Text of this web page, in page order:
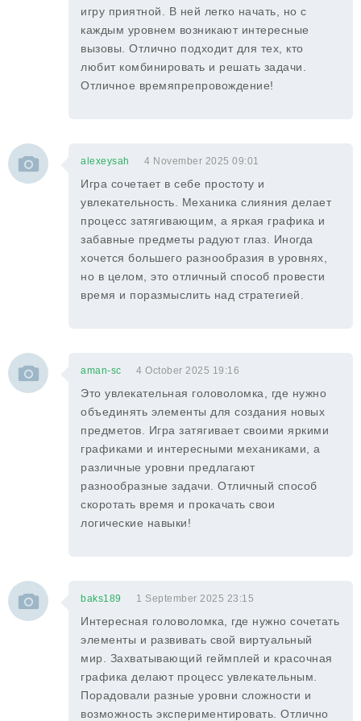
игру приятной. В ней легко начать, но с
каждым уровнем возникают интересные
вызовы. Отлично подходит для тех, кто
любит комбинировать и решать задачи.
Отличное времяпрепровождение!
alexeysah 4 November 2025 09:01
Игра сочетает в себе простоту и
увлекательность. Механика слияния делает
процесс затягивающим, а яркая графика и
забавные предметы радуют глаз. Иногда
хочется большего разнообразия в уровнях,
но в целом, это отличный способ провести
время и поразмыслить над стратегией.
aman-sc 4 October 2025 19:16
Это увлекательная головоломка, где нужно
объединять элементы для создания новых
предметов. Игра затягивает своими яркими
графиками и интересными механиками, а
различные уровни предлагают
разнообразные задачи. Отличный способ
скоротать время и прокачать свои
логические навыки!
baks189 1 September 2025 23:15
Интересная головоломка, где нужно сочетать
элементы и развивать свой виртуальный
мир. Захватывающий геймплей и красочная
графика делают процесс увлекательным.
Порадовали разные уровни сложности и
возможность экспериментировать. Отлично